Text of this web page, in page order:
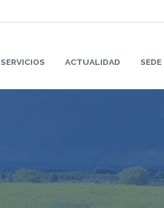
SERVICIOS ACTUALIDAD
Buscar